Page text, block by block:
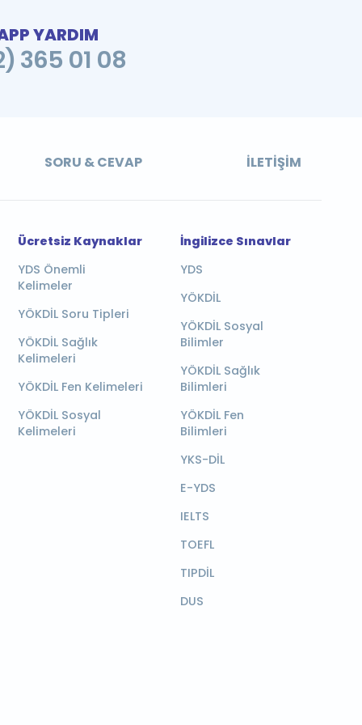
YARDIM
365 01 08
SORU & CEVAP İLETIŞIM
Ücretsiz Kaynaklar
YDS Önemli
Kelimeler
YÖKDİL Soru Tipleri
YÖKDİL Sağlık
Kelimeleri
YÖKDİL Fen Kelimeleri
YÖKDİL Sosyal
Kelimeleri
İngilizce Sınavlar
YDS
YÖKDİL
YÖKDİL Sosyal
Bilimler
YÖKDİL Sağlık
Bilimleri
YÖKDİL Fen
Bilimleri
YKS-DİL
E-YDS
IELTS
TOEFL
TIPDİL
DUS